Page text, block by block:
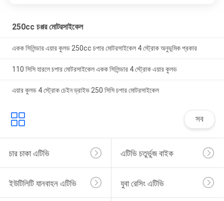
250cc চপ্পর মোটরসাইকেল
একক সিলিন্ডার এয়ার কুলড 250cc চপার মোটরসাইকেল 4 স্ট্রোক অনুভূমিক প্রকার
110 সিসি হারলে চপার মোটরসাইকেল একক সিলিন্ডার 4 স্ট্রোক এয়ার কুলড
এয়ার কুলড 4 স্ট্রোক চেইন ড্রাইভ 250 সিসি চপার মোটরসাইকেল
সব
চার চাকা এটিভি এটিভি চতুর্ভুজ বাইক
ইউটিলিটি যানবাহন এটিভি যুবা রেসিং এটিভি